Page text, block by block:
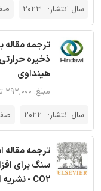
سال انتشار: 2023
ترجمه مقاله
ذخیره
هینداوی
مبلغ: ۲۹۲,۰۰۰ تومان
سال انتشار: 2022
ترجمه مقاله
سنگ برای
CO2 - نشریه الزویر